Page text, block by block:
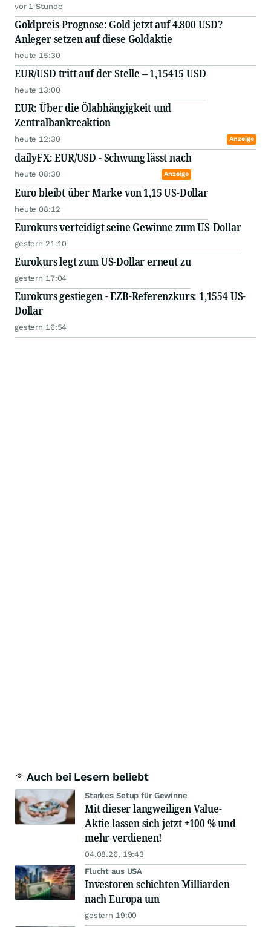
vor 1 Stunde
Goldpreis-Prognose: Gold jetzt auf 4.800 USD?
Anleger setzen auf diese Goldaktie
heute 15:30
EUR/USD tritt auf der Stelle – 1,15415 USD
heute 13:00
EUR: Über die Ölabhängigkeit und
Zentralbankreaktion
heute 12:30 Anzeige
dailyFX: EUR/USD - Schwung lässt nach
heute 08:30 Anzeige
Euro bleibt über Marke von 1,15 US-Dollar
heute 08:12
Eurokurs verteidigt seine Gewinne zum US-Dollar
gestern 21:10
Eurokurs legt zum US-Dollar erneut zu
gestern 17:04
Eurokurs gestiegen - EZB-Referenzkurs: 1,1554 US-
Dollar
gestern 16:54
Auch bei Lesern beliebt
Starkes Setup für Gewinne
Mit dieser langweiligen Value-
Aktie lassen sich jetzt +100 % und
mehr verdienen!
04.08.26, 19:43
Flucht aus USA
Investoren schichten Milliarden
nach Europa um
gestern 19:00